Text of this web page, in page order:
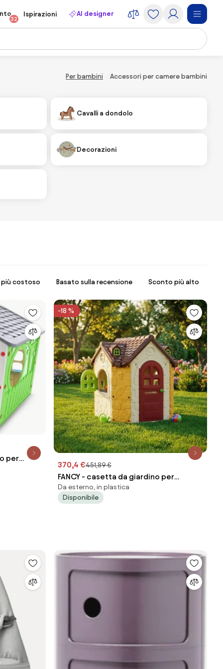
32
Ispirazioni AI designer
Per bambini Accessori per camere bambini
Cavalli a dondolo
Decorazioni
Il più costoso Basato sulla recensione Sconto più alto
per
-18 %
370,4 €451,89 €
FANCY - casetta da giardino per
bambini
Da esterno, in plastica
Disponibile